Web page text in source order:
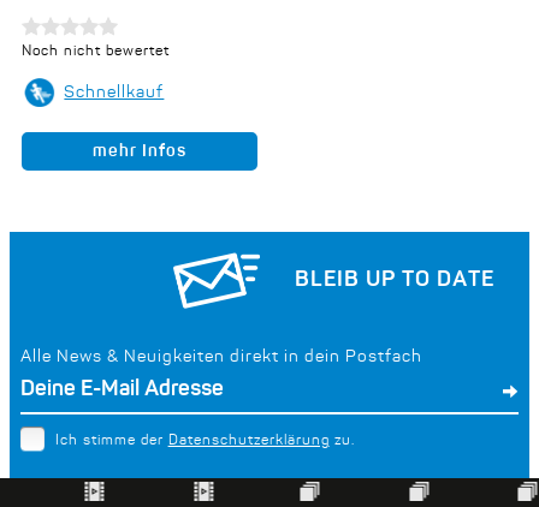
Noch nicht bewertet
Schnellkauf
mehr Infos
BLEIB UP TO DATE
Alle News & Neuigkeiten direkt in dein Postfach
Ich stimme der Datenschutzerklärung zu.